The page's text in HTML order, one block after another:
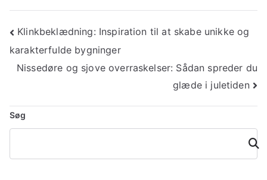
Indlægsnavigation
Klinkbeklædning: Inspiration til at skabe unikke og
karakterfulde bygninger
Nissedøre og sjove overraskelser: Sådan spreder du
glæde i juletiden
Søg
Søg